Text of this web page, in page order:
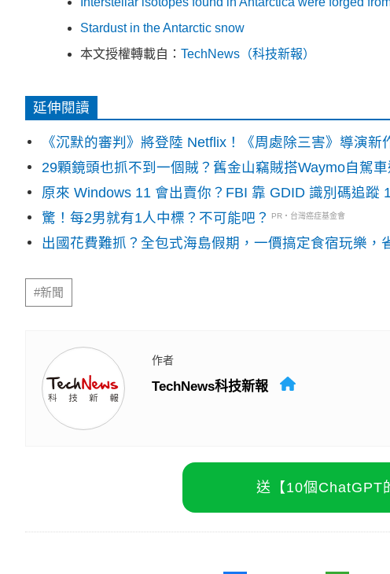
Stardust in the Antarctic snow
本文授權轉載自： TechNews（科技新報）
延伸閱讀
《沉默的審判》將登陸 Netflix！《周處除三害》導演新
29顆鏡頭也抓不到一個賊？舊金山竊賊搭Waymo自駕
原來 Windows 11 會出賣你？FBI 靠 GDID 識別碼追蹤
驚！每2男就有1人中標？不可能吧？
PR・台灣癌症基金會
出國花費難抓？全包式海島假期，一價搞定食宿玩樂，
#新聞
作者
TechNews科技新報
送【10個ChatGPT